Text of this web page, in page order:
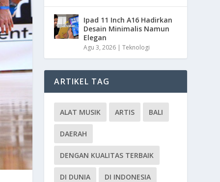
Ipad 11 Inch A16 Hadirkan
Desain Minimalis Namun
Elegan
Agu 3, 2026 |Teknologi
ARTIKEL TAG
ALAT MUSIK ARTIS BALI
DAERAH
DENGAN KUALITAS TERBAIK
DI DUNIA DI INDONESIA